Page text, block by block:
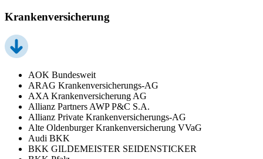
Krankenversicherung
AOK Bundesweit
ARAG Krankenversicherungs-AG
AXA Krankenversicherung AG
Allianz Partners AWP P&C S.A.
Allianz Private Krankenversicherungs-AG
Alte Oldenburger Krankenversicherung VVaG
Audi BKK
BKK GILDEMEISTER SEIDENSTICKER